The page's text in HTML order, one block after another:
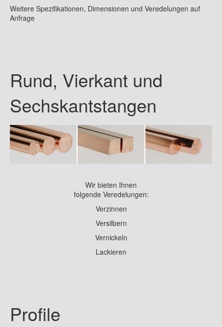
Weitere Spezifikationen, Dimensionen und Veredelungen auf
Anfrage
Rund, Vierkant und
Sechskantstangen
Wir bieten Ihnen
folgende Veredelungen:
Verzinnen
Versilbern
Vernickeln
Lackieren
Profile